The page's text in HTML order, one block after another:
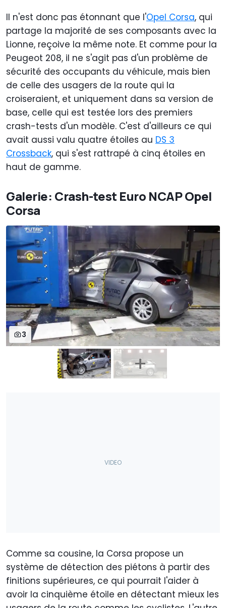
Il n'est donc pas étonnant que l'Opel Corsa, qui
partage la majorité de ses composants avec la
Lionne, reçoive la même note. Et comme pour la
Peugeot 208, il ne s'agit pas d'un problème de
sécurité des occupants du véhicule, mais bien
de celle des usagers de la route qui la
croiseraient, et uniquement dans sa version de
base, celle qui est testée lors des premiers
crash-tests d'un modèle. C'est d'ailleurs ce qui
avait aussi valu quatre étoiles au DS 3
Crossback, qui s'est rattrapé à cinq étoiles en
haut de gamme.
Galerie: Crash-test Euro NCAP Opel
Corsa
3
Comme sa cousine, la Corsa propose un
système de détection des piétons à partir des
finitions supérieures, ce qui pourrait l'aider à
avoir la cinquième étoile en détectant mieux les